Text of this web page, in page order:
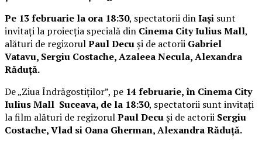
Pe 13 februarie la ora 18:30, spectatorii dinIași sunt
invitați la proiecția specială din Cinema City Iulius Mall,
alături de regizorulPaul Decuși de actorii Gabriel
Vatavu, Sergiu Costache, Azaleea Necula, Alexandra
Răduță.
De „Ziua Îndrăgostiților”, pe 14 februarie, în Cinema City
Iulius Mall Suceava, de la 18:30, spectatorii sunt invitați
la film alături de regizorulPaul Decuși de actorii Sergiu
Costache, Vlad si Oana Gherman, Alexandra Răduță.